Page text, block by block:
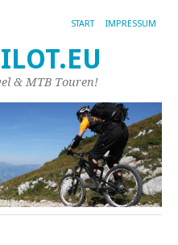
START IMPRESSUM
& MTB Touren!